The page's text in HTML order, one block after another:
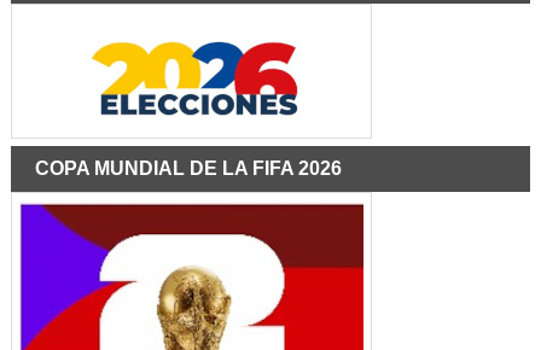
COPA MUNDIAL DE LA FIFA 2026